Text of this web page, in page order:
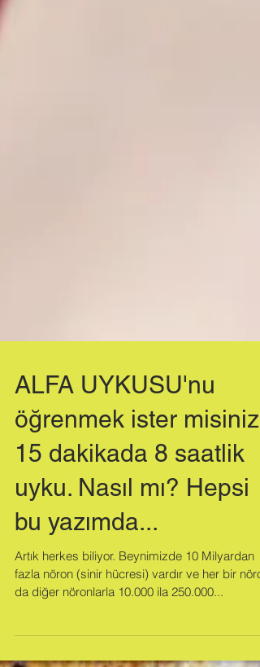
ALFA UYKUSU'nu
öğrenmek ister misiniz?
15 dakikada 8 saatlik
uyku. Nasıl mı? Hepsi
bu yazımda...
Artık herkes biliyor. Beynimizde 10 Milyardan